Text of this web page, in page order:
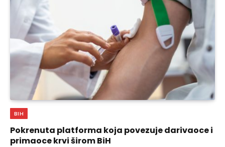
BIH
Pokrenuta platforma koja povezuje darivaoce i
primaoce krvi širom BiH